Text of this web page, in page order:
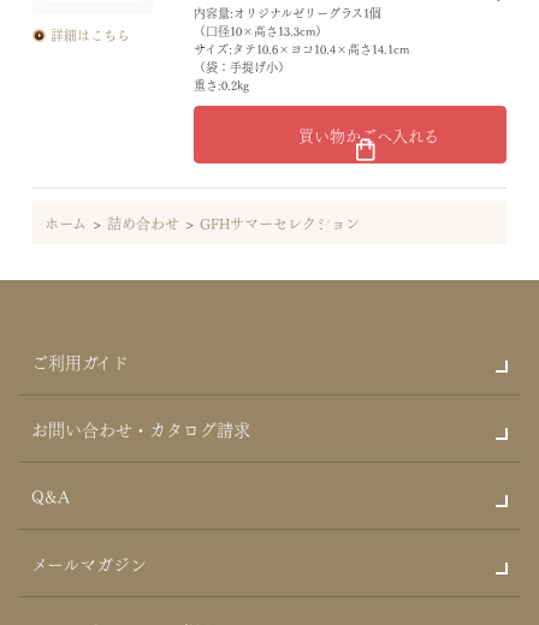
詳細はこちら
内容量:オリジナルゼリーグラス1個
（口径10×高さ13.3cm）
サイズ:タテ10.6×ヨコ10.4×高さ14.1cm
（袋：手提げ小）
重さ:0.2kg
買い物かごへ入れる
ホーム > 詰め合わせ > GFHサマーセレクション
ご利用ガイド
お問い合わせ・カタログ請求
Q&A
メールマガジン